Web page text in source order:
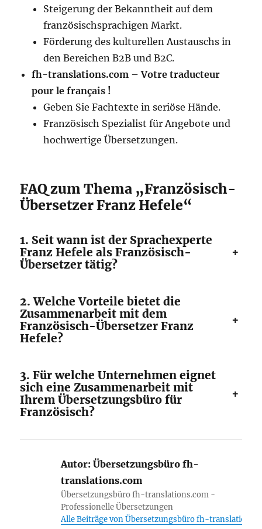
Steigerung der Bekanntheit auf dem
französischsprachigen Markt.
Förderung des kulturellen Austauschs in
den Bereichen B2B und B2C.
fh-translations.com – Votre traducteur
pour le français !
Geben Sie Fachtexte in seriöse Hände.
Französisch Spezialist für Angebote und
hochwertige Übersetzungen.
FAQ zum Thema „Französisch-
Übersetzer Franz Hefele“
1. Seit wann ist der Sprachexperte
Franz Hefele als Französisch-
Übersetzer tätig?
+
2. Welche Vorteile bietet die
Zusammenarbeit mit dem
Französisch-Übersetzer Franz
Hefele?
+
3. Für welche Unternehmen eignet
sich eine Zusammenarbeit mit
Ihrem Übersetzungsbüro für
Französisch?
+
Autor: Übersetzungsbüro fh-
translations.com
Übersetzungsbüro fh-translations.com -
Professionelle Übersetzungen
Alle Beiträge von Übersetzungsbüro fh-